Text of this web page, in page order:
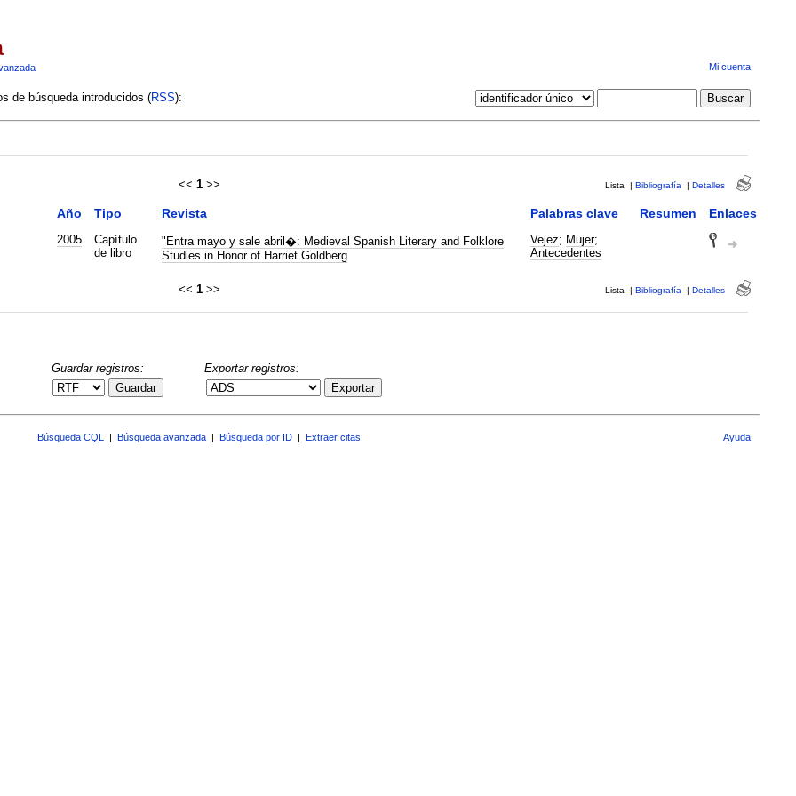
Mi cuenta
de búsqueda introducidos (RSS):
<< 1 >> Lista | Bibliografía | Detalles
Año Tipo Revista Palabras clave Resumen Enlaces
2005
Capítulo
de libro
"Entra mayo y sale abril�: Medieval Spanish Literary and Folklore
Studies in Honor of Harriet Goldberg
Vejez; Mujer;
Antecedentes
<< 1 >> Lista | Bibliografía | Detalles
Guardar registros:
Guardar
Exportar registros:
Exportar
Búsqueda CQL Búsqueda avanzada Búsqueda por ID Extraer citas Ayuda